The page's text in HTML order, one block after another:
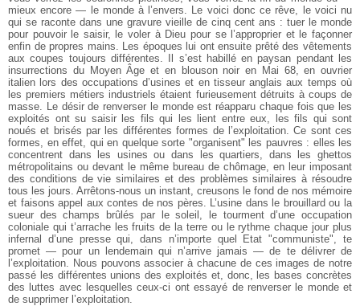
mieux encore — le monde à l’envers. Le voici donc ce rêve, le voici nu
qui se raconte dans une gravure vieille de cinq cent ans : tuer le monde
pour pouvoir le saisir, le voler à Dieu pour se l’approprier et le façonner
enfin de propres mains. Les époques lui ont ensuite prêté des vêtements
aux coupes toujours différentes. Il s’est habillé en paysan pendant les
insurrections du Moyen Âge et en blouson noir en Mai 68, en ouvrier
italien lors des occupations d’usines et en tisseur anglais aux temps où
les premiers métiers industriels étaient furieusement détruits à coups de
masse. Le désir de renverser le monde est réapparu chaque fois que les
exploités ont su saisir les fils qui les lient entre eux, les fils qui sont
noués et brisés par les différentes formes de l’exploitation. Ce sont ces
formes, en effet, qui en quelque sorte "organisent" les pauvres : elles les
concentrent dans les usines ou dans les quartiers, dans les ghettos
métropolitains ou devant le même bureau de chômage, en leur imposant
des conditions de vie similaires et des problèmes similaires à résoudre
tous les jours. Arrêtons-nous un instant, creusons le fond de nos mémoire
et faisons appel aux contes de nos pères. L’usine dans le brouillard ou la
sueur des champs brûlés par le soleil, le tourment d’une occupation
coloniale qui t’arrache les fruits de la terre ou le rythme chaque jour plus
infernal d’une presse qui, dans n’importe quel Etat "communiste", te
promet — pour un lendemain qui n’arrive jamais — de te délivrer de
l’exploitation. Nous pouvons associer à chacune de ces images de notre
passé les différentes unions des exploités et, donc, les bases concrètes
des luttes avec lesquelles ceux-ci ont essayé de renverser le monde et
de supprimer l’exploitation.